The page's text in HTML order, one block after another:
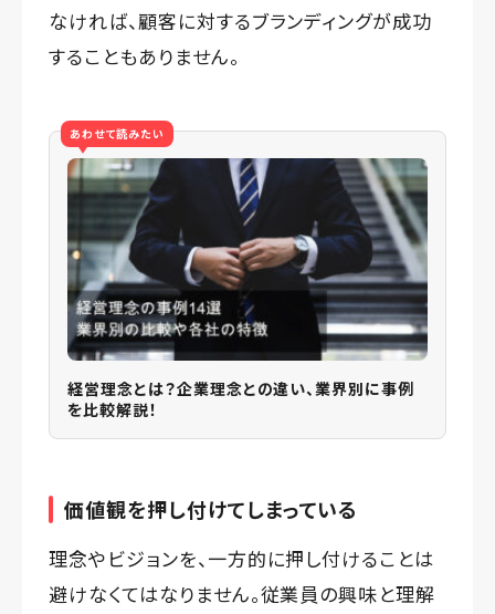
なければ、顧客に対するブランディングが成功
することもありません。
あわせて読みたい
経営理念とは？企業理念との違い、業界別に事例
を比較解説！
価値観を押し付けてしまっている
理念やビジョンを、一方的に押し付けることは
避けなくてはなりません。従業員の興味と理解